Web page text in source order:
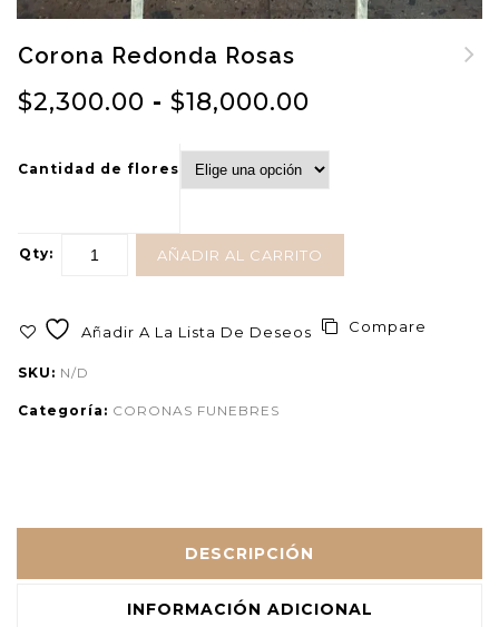
Corona Redonda Rosas
$2,300.00 - $18,000.00
Cantidad de flores
Qty: AÑADIR AL CARRITO
Añadir A La Lista De Deseos Compare
SKU: N/D
Categoría: CORONAS FUNEBRES
DESCRIPCIÓN
INFORMACIÓN ADICIONAL